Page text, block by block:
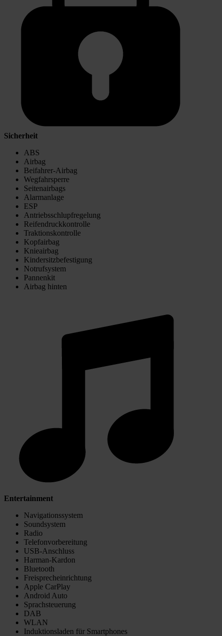
Sicherheit
ABS
Airbag
Beifahrer-Airbag
Wegfahrsperre
Seitenairbags
Alarmanlage
ESP
Antriebsschlupfregelung
Reifendruckkontrolle
Traktionskontrolle
Kopfairbag
Knieairbag
Kindersitzbefestigung
Notrufsystem
Pannenkit
Airbag hinten
Entertainment
Navigationssystem
Soundsystem
Radio
Telefonvorbereitung
USB-Anschluss
Harman-Kardon
Bluetooth
Freisprecheinrichtung
Apple CarPlay
Android Auto
Sprachsteuerung
DAB
WLAN
Induktionsladen für Smartphones